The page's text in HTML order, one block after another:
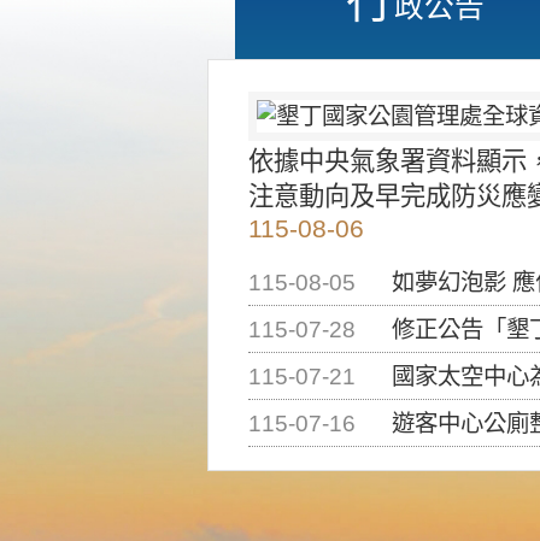
依據中央氣象署資料顯示
注意動向及早完成防災應
115-08-06
115-08-05
如夢幻泡影
115-07-28
修正公告「墾丁國家公
115-07-21
國家太空中心為辦理
115-07-16
遊客中心公廁